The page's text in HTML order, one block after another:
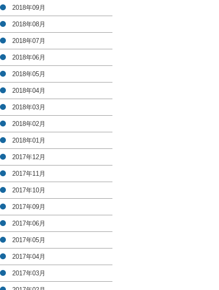
2018年09月
2018年08月
2018年07月
2018年06月
2018年05月
2018年04月
2018年03月
2018年02月
2018年01月
2017年12月
2017年11月
2017年10月
2017年09月
2017年06月
2017年05月
2017年04月
2017年03月